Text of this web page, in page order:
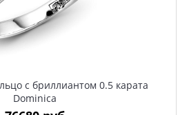
с бриллиантом 0.5 каратa
Dominica